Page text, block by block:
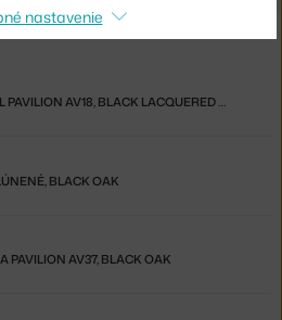
JEDÁLENSKÝ STÔL PAVILION AV18, BLACK LACQUERED OAK / BLACK BASE
BLACK OAK
PAVILION AV37, BLACK OAK
nastavenie